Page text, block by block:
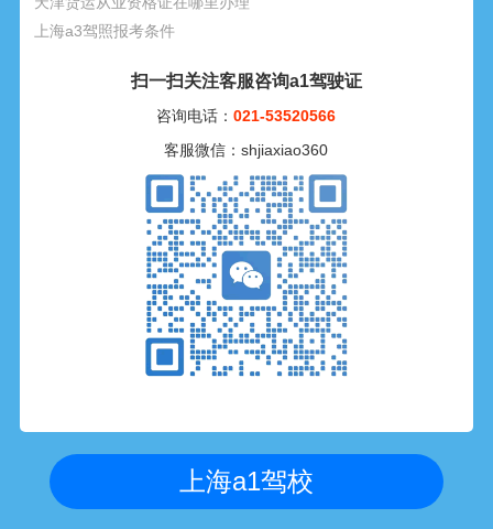
上海a3驾照报考条件
扫一扫关注客服咨询a1驾驶证
咨询电话：021-53520566
客服微信：shjiaxiao360
上海a1驾校